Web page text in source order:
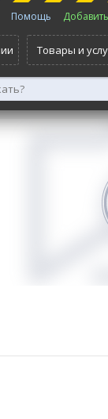
Помощь
Товары и